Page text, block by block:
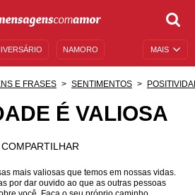
MAIS
NAMORO
DESCULPAS
E FRASES SENTIMENTOS
É VALIOSA
COMPARTILHAR
mais valiosas que temos em nossas vidas.
por dar ouvido ao que as outras pessoas